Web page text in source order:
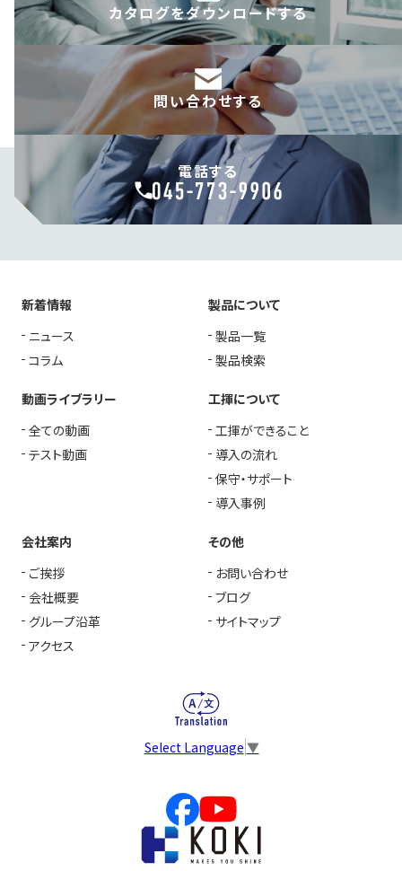
カタログをダウンロードする
問い合わせする
電話する
新着情報
ニュース
コラム
製品について
製品一覧
製品検索
動画ライブラリー
全ての動画
テスト動画
工揮について
工揮ができること
導入の流れ
保守・サポート
導入事例
会社案内
ご挨拶
会社概要
グループ沿革
アクセス
その他
お問い合わせ
ブログ
サイトマップ
Select Language ▼